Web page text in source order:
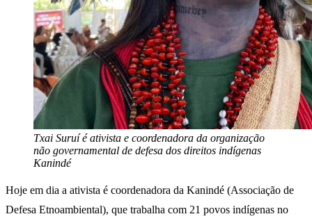
Txai Suruí é ativista e coordenadora da organização
não governamental de defesa dos direitos indígenas
Kanindé
Hoje em dia a ativista é coordenadora da Kanindé (Associação de
Defesa Etnoambiental), que trabalha com 21 povos indígenas no